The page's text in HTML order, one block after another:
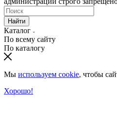
Найти
Каталог
По всему сайту
По каталогу
Мы используем cookie, чтобы
Хорошо!